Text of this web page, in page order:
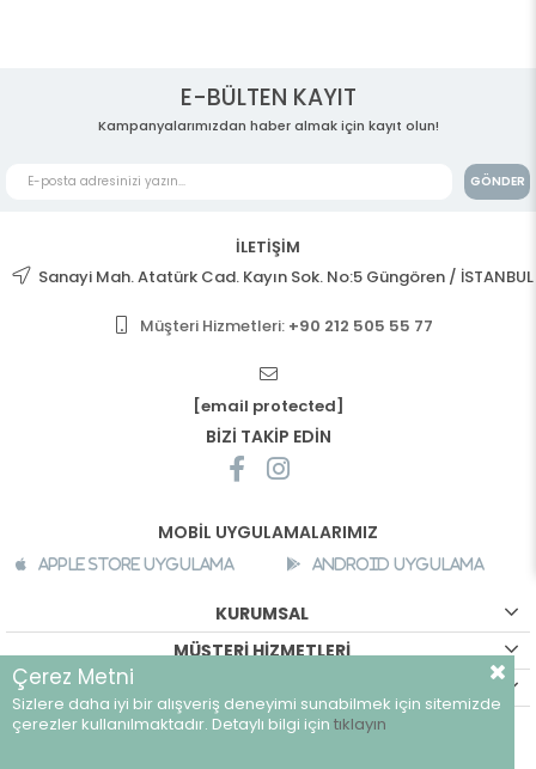
E-BÜLTEN KAYIT
Kampanyalarımızdan haber almak için kayıt olun!
GÖNDER
İLETİŞİM
Sanayi Mah. Atatürk Cad. Kayın Sok. No:5 Güngören / İSTANBUL
Müşteri Hizmetleri: +90 212 505 55 77
[email protected]
BİZİ TAKİP EDİN
MOBİL UYGULAMALARIMIZ
Apple Store Uygulama Android Uygulama
KURUMSAL
MÜŞTERİ HİZMETLERİ
©breeze.com.tr - Tüm hakları saklıdır.
Çerez Metni
Sizlere daha iyi bir alışveriş deneyimi sunabilmek için sitemizde
çerezler kullanılmaktadır. Detaylı bilgi için tıklayın